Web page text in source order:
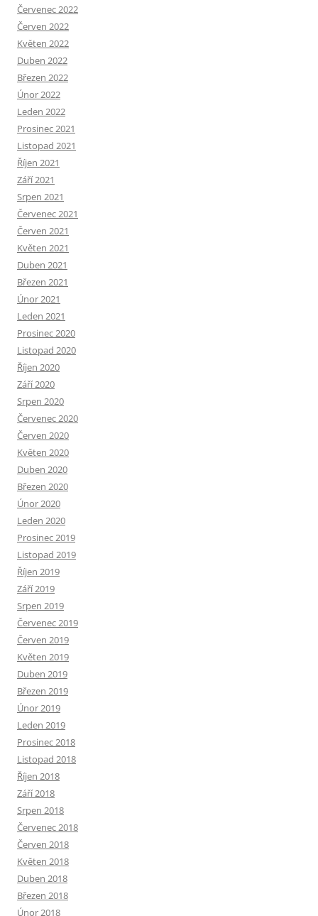
Červenec 2022
Červen 2022
Květen 2022
Duben 2022
Březen 2022
Únor 2022
Leden 2022
Prosinec 2021
Listopad 2021
Říjen 2021
Září 2021
Srpen 2021
Červenec 2021
Červen 2021
Květen 2021
Duben 2021
Březen 2021
Únor 2021
Leden 2021
Prosinec 2020
Listopad 2020
Říjen 2020
Září 2020
Srpen 2020
Červenec 2020
Červen 2020
Květen 2020
Duben 2020
Březen 2020
Únor 2020
Leden 2020
Prosinec 2019
Listopad 2019
Říjen 2019
Září 2019
Srpen 2019
Červenec 2019
Červen 2019
Květen 2019
Duben 2019
Březen 2019
Únor 2019
Leden 2019
Prosinec 2018
Listopad 2018
Říjen 2018
Září 2018
Srpen 2018
Červenec 2018
Červen 2018
Květen 2018
Duben 2018
Březen 2018
Únor 2018